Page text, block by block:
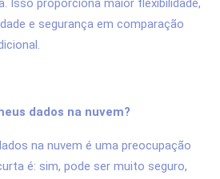
Isso proporciona maior flexibilidade,
e segurança em comparação
dados na nuvem?
na nuvem é uma preocupação
é: sim, pode ser muito seguro,